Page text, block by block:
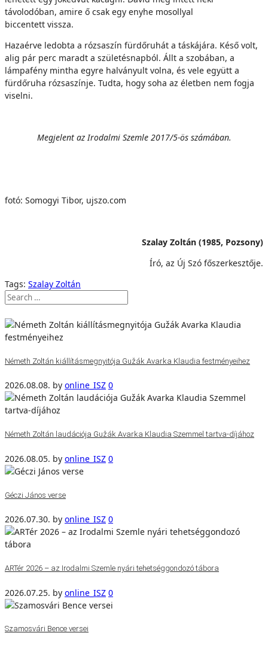
távolodóban, amire ő csak egy enyhe mosollyal
biccentett vissza.
Hazaérve ledobta a rózsaszín fürdőruhát a táskájára. Késő volt,
alig pár perc maradt a születésnapból. Állt a szobában, a
lámpafény mintha egyre halványult volna, és vele együtt a
fürdőruha rózsaszínje. Tudta, hogy soha az életben nem fogja
viselni.
Megjelent az Irodalmi Szemle 2017/5-ös számában.
fotó: Somogyi Tibor, ujszo.com
Szalay Zoltán (1985, Pozsony)
Író, az Új Szó főszerkesztője.
Tags: Szalay Zoltán
Németh Zoltán kiállításmegnyitója Gužák Avarka Klaudia festményeihez
2026.08.08. by online_ISZ 0
Németh Zoltán laudációja Gužák Avarka Klaudia Szemmel tartva-díjához
2026.08.05. by online_ISZ 0
Géczi János verse
2026.07.30. by online_ISZ 0
ARTér 2026 – az Irodalmi Szemle nyári tehetséggondozó tábora
2026.07.25. by online_ISZ 0
Szamosvári Bence versei